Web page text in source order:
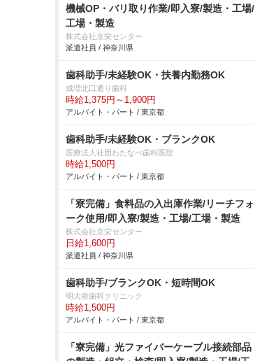
機械OP・バリ取り作業/即入寮/製造・工場/
工場・製造
株式会社京栄センター
派遣社員 / 神奈川県
歯科助手/未経験OK・扶養内勤務OK
成増北口通り歯科
時給1,375円～1,900円
アルバイト・パート / 東京都
歯科助手/未経験OK・ブランクOK
医療法人社団わたなべ歯科医院
時給1,500円
アルバイト・パート / 東京都
「寮完備」食料品の入出庫作業/リーチフォ
ーク使用/即入寮/製造・工場/工場・製造
株式会社京栄センター
日給1,600円
派遣社員 / 神奈川県
歯科助手/ブランクOK・短時間OK
明大前歯科クリニック
時給1,500円
アルバイト・パート / 東京都
「寮完備」光ファイバーケーブル接続部品